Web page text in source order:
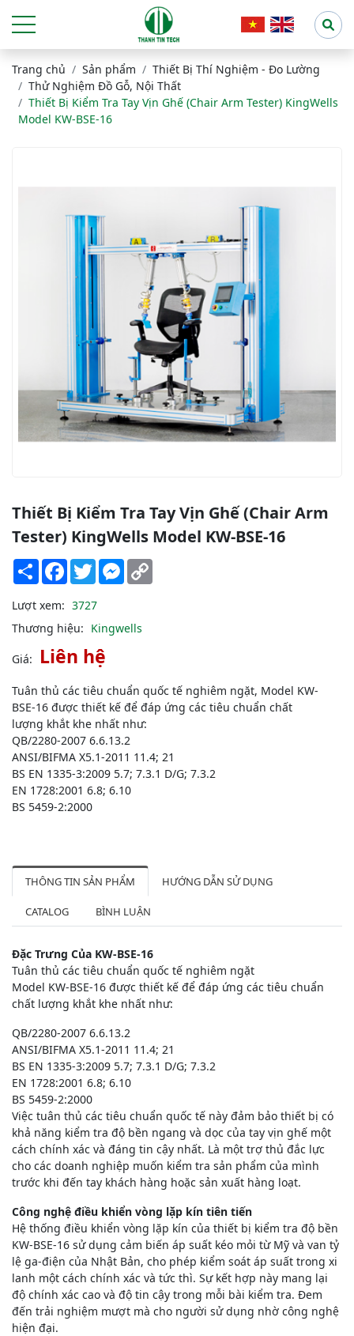
Trang chủ Sản phẩm
Thiết Bị Thí Nghiệm - Đo Lường
Thử Nghiệm Đồ Gỗ, Nội Thất
Thiết Bị Kiểm Tra Tay Vịn Ghế (Chair Arm Tester) KingWells
Model KW-BSE-16
Thiết Bị Kiểm Tra Tay Vịn Ghế (Chair Arm
Tester) KingWells Model KW-BSE-16
Share Facebook
TwitterMessenger
Lượt xem: 3727
Thương hiệu: Kingwells
Giá: Liên hệ
Tuân thủ các tiêu chuẩn quốc tế nghiêm ngặt, Model KW-
BSE-16 được thiết kế để đáp ứng các tiêu chuẩn chất
lượng khắt khe nhất như:
QB/2280-2007 6.6.13.2
ANSI/BIFMA X5.1-2011 11.4; 21
BS EN 1335-3:2009 5.7; 7.3.1 D/G; 7.3.2
EN 1728:2001 6.8; 6.10
BS 5459-2:2000
THÔNG TIN SẢN PHẨM HƯỚNG DẪN SỬ DỤNG
CATALOG BÌNH LUẬN
Đặc Trưng Của KW-BSE-16
Tuân thủ các tiêu chuẩn quốc tế nghiêm ngặt
Model KW-BSE-16 được thiết kế để đáp ứng các tiêu chuẩn
chất lượng khắt khe nhất như:
QB/2280-2007 6.6.13.2
ANSI/BIFMA X5.1-2011 11.4; 21
BS EN 1335-3:2009 5.7; 7.3.1 D/G; 7.3.2
EN 1728:2001 6.8; 6.10
BS 5459-2:2000
Việc tuân thủ các tiêu chuẩn quốc tế này đảm bảo thiết bị có
khả năng kiểm tra độ bền ngang và dọc của tay vịn ghế một
cách chính xác và đáng tin cậy nhất. Là một trợ thủ đắc lực
cho các doanh nghiệp muốn kiểm tra sản phẩm của mình
trước khi đến tay khách hàng hoặc sản xuất hàng loạt.
Công nghệ điều khiển vòng lặp kín tiên tiến
Hệ thống điều khiển vòng lặp kín của thiết bị kiểm tra độ bền
KW-BSE-16 sử dụng cảm biến áp suất kéo mỏi từ Mỹ và van tỷ
lệ ga-điện của Nhật Bản, cho phép kiểm soát áp suất trong xi
lanh một cách chính xác và tức thì. Sự kết hợp này mang lại
độ chính xác cao và độ tin cậy trong mỗi bài kiểm tra. Đem
đến trải nghiệm mượt mà cho người sử dụng nhờ công nghệ
hiện đại.